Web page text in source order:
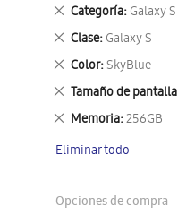
Categoría Galaxy S
Eliminar
este
artículo
Clase Galaxy S
Eliminar
este
artículo
Color SkyBlue
Eliminar
este
artículo
Tamaño de pantalla
Eliminar
este
artículo
Memoria 256GB
Eliminar
artículo
Eliminar todo
Opciones de compra